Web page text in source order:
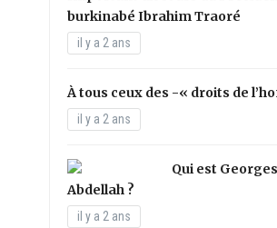
burkinabé Ibrahim Traoré
il y a 2 ans
À tous ceux des -« droits de
il y a 2 ans
Qui est
Abdellah ?
il y a 2 ans